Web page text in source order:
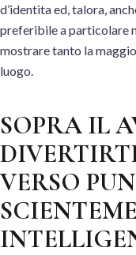
d’identita ed, talora,
preferibile a particolare
mostrare tanto la
luogo.
SOPRA IL
VERSO